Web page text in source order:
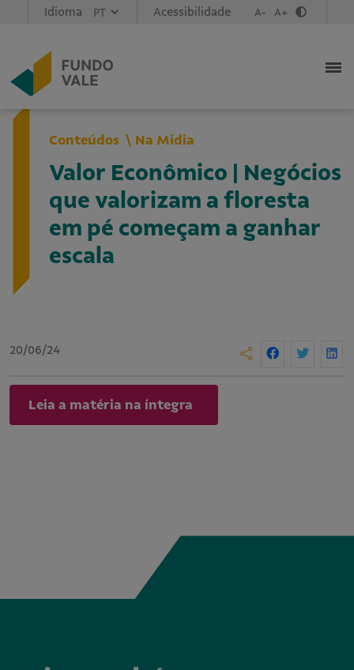
Idioma Acessibilidade A- A+
Conteúdos Na Mídia
Valor Econômico | Negócios
que valorizam a floresta
em pé começam a ganhar
escala
20/06/24
Leia a matéria na íntegra